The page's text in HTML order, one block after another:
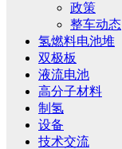
政策
整车动态
氢燃料电池堆
双极板
液流电池
高分子材料
制氢
设备
技术交流